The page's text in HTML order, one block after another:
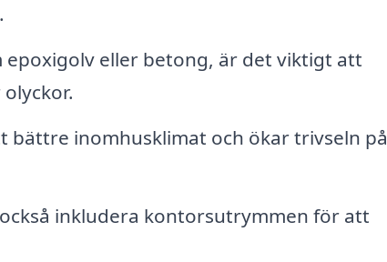
epoxigolv eller betong, är det viktigt att
bättre inomhusklimat och ökar trivseln på
inkludera kontorsutrymmen för att